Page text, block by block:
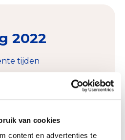
van cookies
content en advertenties te
2022
tijden